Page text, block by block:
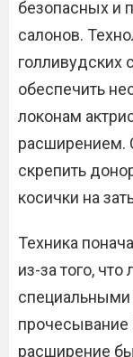
безопасных и
салонов.
голливудских
обеспечить
локонам
расширением.
скрепить
косички на
Техника
из-за того,
специальными
прочесывание
расширение